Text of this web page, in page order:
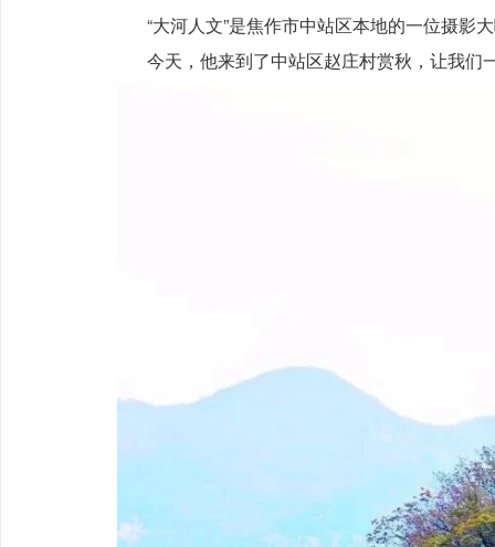
“大河人文”是焦作市中站区本地的一位摄影
今天，他来到了中站区赵庄村赏秋，让我们